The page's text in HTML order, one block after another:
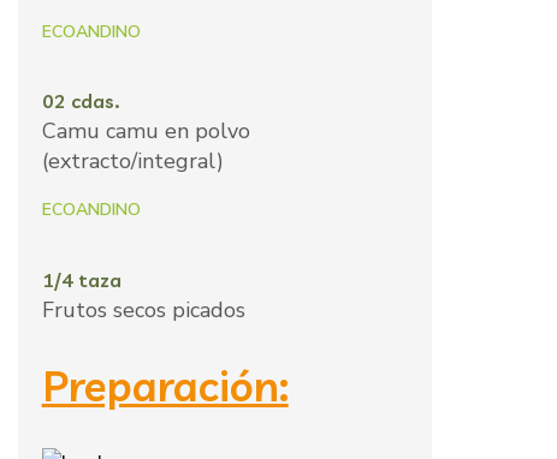
ECOANDINO
02 cdas.
Camu camu en polvo
(extracto/integral)
ECOANDINO
1/4 taza
Frutos secos picados
Preparación: